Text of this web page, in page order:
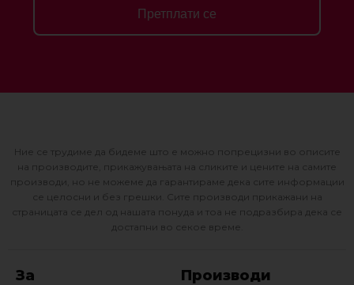
Претплати се
Ние се трудиме да бидеме што е можно попрецизни во описите
на производите, прикажувањата на сликите и цените на самите
производи, но не можеме да гарантираме дека сите информации
се целосни и без грешки. Сите производи прикажани на
страницата се дел од нашата понуда и тоа не подразбира дека се
достапни во секое време.
За
Производи